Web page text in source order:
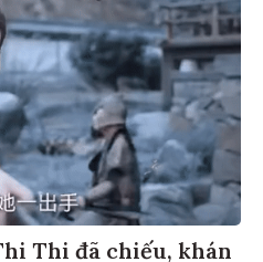
Thi đã chiếu, khán